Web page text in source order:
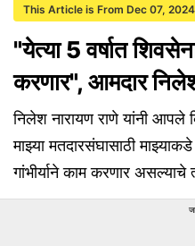
This Article is From Dec 07, 2024
"येत्या 5 वर्षात
करणार", आमदार
निलेश नारायण राणे यांनी आपले
माझ्या मतदारसंघासाठी
गांभीर्याने काम करणार असल्याचे